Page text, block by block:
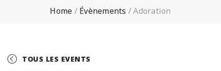
Home / Évènements /Adoration
TOUS LES EVENTS